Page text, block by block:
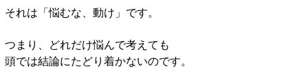
それは「悩むな、動け」です。
つまり、どれだけ悩んで考えても
頭では結論にたどり着かないのです。